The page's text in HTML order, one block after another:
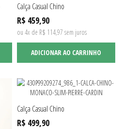
Calça Casual Chino
R$ 459,90
ou 4x de R$ 114,97 sem juros
ADICIONAR AO CARRINHO
Calça Casual Chino
R$ 499,90